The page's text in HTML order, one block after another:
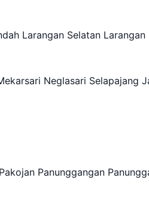
Larangan Selatan Larangan
Neglasari Selapajang
Panunggangan